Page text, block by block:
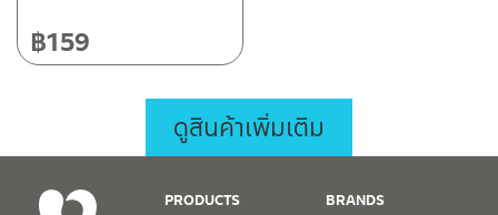
฿159
ดูสินค้าเพิ่มเติม
PRODUCTS
BRANDS